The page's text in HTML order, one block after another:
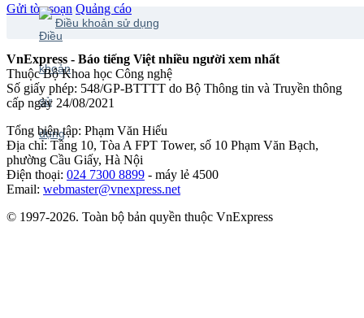
Gửi tòa soạn Quảng cáo
Điều khoản sử dụng
VnExpress - Báo tiếng Việt nhiều người xem nhất
Thuộc Bộ Khoa học Công nghệ
Số giấy phép: 548/GP-BTTTT do Bộ Thông tin và Truyền thông
cấp ngày 24/08/2021
Tổng biên tập: Phạm Văn Hiếu
Địa chỉ: Tầng 10, Tòa A FPT Tower, số 10 Phạm Văn Bạch,
phường Cầu Giấy, Hà Nội
Điện thoại: 024 7300 8899 - máy lẻ 4500
Email: webmaster@vnexpress.net
© 1997-2026. Toàn bộ bản quyền thuộc VnExpress